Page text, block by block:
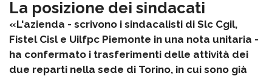
La posizione dei sindacati
«L'azienda - scrivono i sindacalisti di Slc Cgil,
Fistel Cisl e Uilfpc Piemonte in una nota unitaria -
ha confermato i trasferimenti delle attività dei
due reparti nella sede di Torino, in cui sono già